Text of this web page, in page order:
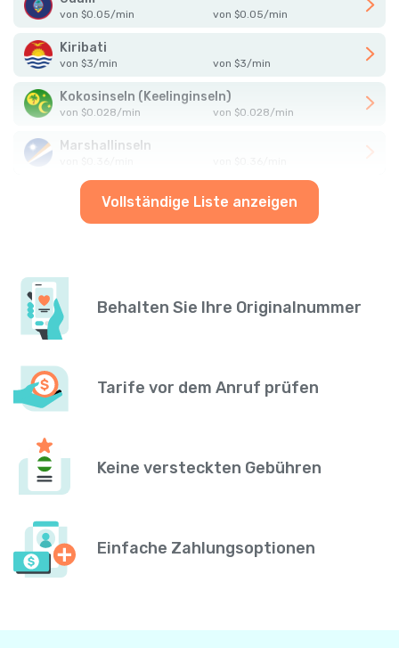
von $0.05/min von $0.05/min
Kiribati
von $3/min von $3/min
Kokosinseln (Keelinginseln)
von $0.028/min von $0.028/min
Marshallinseln
Vollständige Liste anzeigen
Behalten Sie Ihre Originalnummer
Tarife vor dem Anruf prüfen
Keine versteckten Gebühren
Einfache Zahlungsoptionen